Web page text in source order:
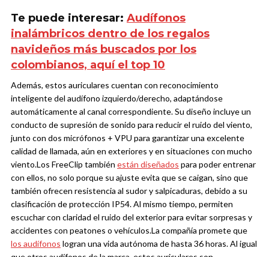
Te puede interesar: Audífonos
inalámbricos dentro de los regalos
navideños más buscados por los
colombianos, aquí el top 10
Además, estos auriculares cuentan con reconocimiento
inteligente del audífono izquierdo/derecho, adaptándose
automáticamente al canal correspondiente. Su diseño incluye un
conducto de supresión de sonido para reducir el ruido del viento,
junto con dos micrófonos + VPU para garantizar una excelente
calidad de llamada, aún en exteriores y en situaciones con mucho
viento.Los FreeClip también están diseñados para poder entrenar
con ellos, no solo porque su ajuste evita que se caigan, sino que
también ofrecen resistencia al sudor y salpicaduras, debido a su
clasificación de protección IP54. Al mismo tiempo, permiten
escuchar con claridad el ruido del exterior para evitar sorpresas y
accidentes con peatones o vehículos.La compañía promete que
los audífonos logran una vida autónoma de hasta 36 horas. Al igual